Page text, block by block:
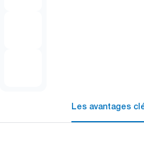
Les avantages